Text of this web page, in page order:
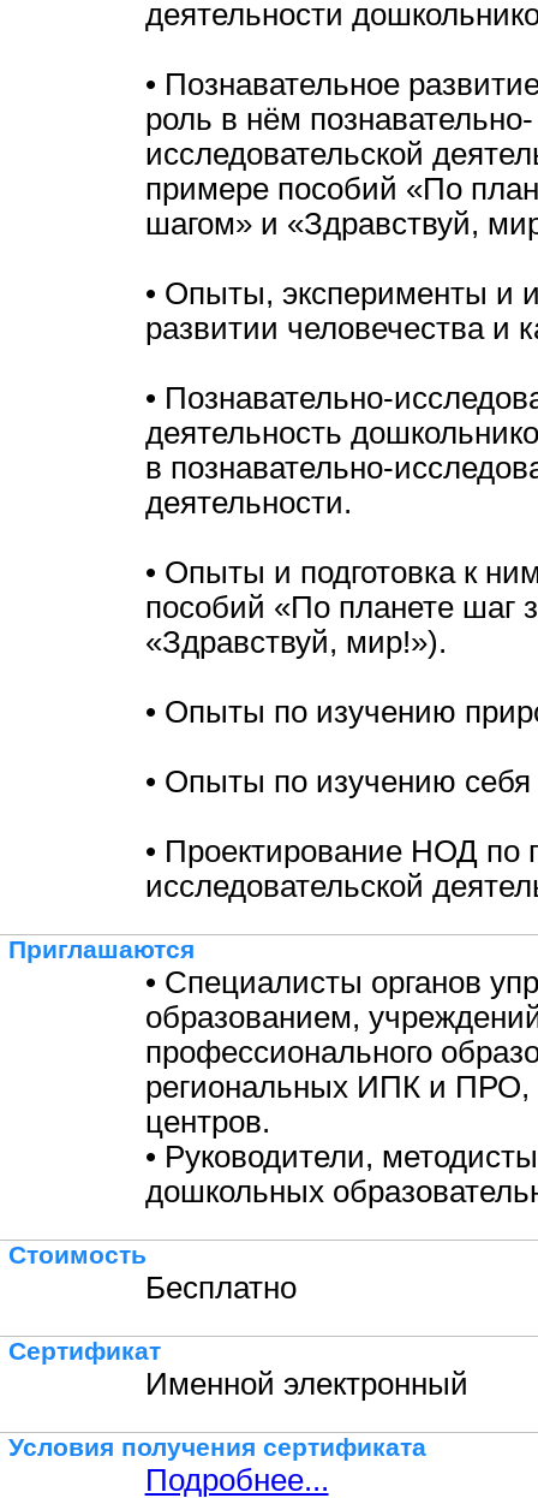
деятельности
• Познавательное
роль в нём познавательно-
исследовательской
примере пособий «По
шагом» и «Здравствуй,
• Опыты, эксперименты и
развитии человечества и
• Познавательно-
деятельность
в познавательно-
деятельности.
• Опыты и подготовка к
пособий «По планете шаг
«Здравствуй, мир!»).
• Опыты по изучению
• Опыты по изучению
• Проектирование НОД по
исследовательской
Приглашаются
• Специалисты органов
образованием,
профессионального
региональных ИПК и ПРО,
центров.
• Руководители,
дошкольных
Стоимость
Бесплатно
Сертификат
Именной электронный
Условия получения сертификата
Подробнее...